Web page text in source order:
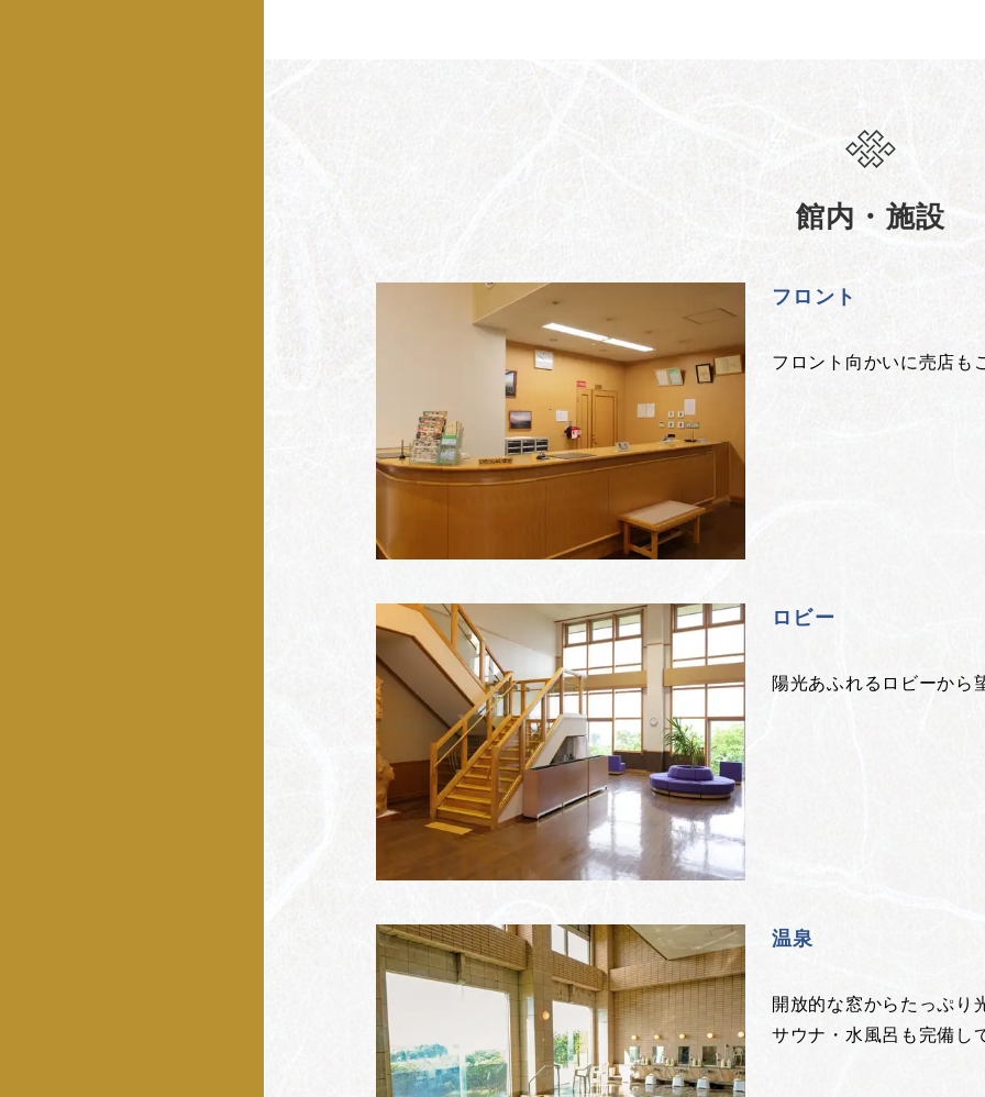
館内・施設
フロント
フロント向かいに売店も
ロビー
陽光あふれるロビーから
温泉
開放的な窓からたっぷり
サウナ・水風呂も完備し